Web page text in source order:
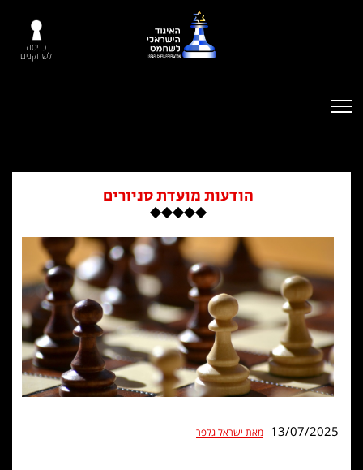
כניסה
לשחקנים
הודעות מועדת סניורים
13/07/2025 מאת ישראל גלפר